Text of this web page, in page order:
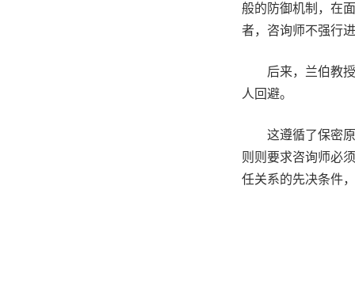
般的防御机制，在
者，咨询师不强行
后来，兰伯教
人回避。
这遵循了保密
则则要求咨询师必
任关系的先决条件